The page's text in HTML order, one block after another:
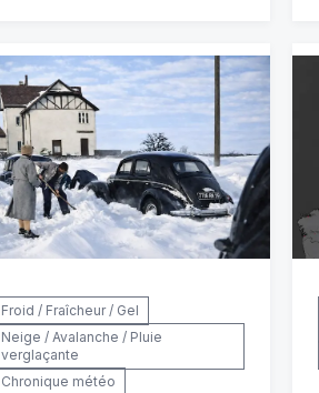
Froid / Fraîcheur / Gel
Neige / Avalanche / Pluie
verglaçante
Chronique météo